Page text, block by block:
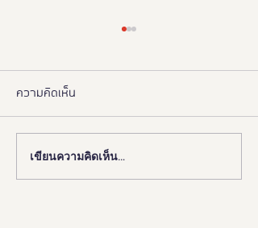
📰 “ห้องสุขาเพื่อทุกคน” เปิด
ตัวนวัตกรรมเฟรนด์ลี่ดีไซน์
ความคิดเห็น
เขียนความคิดเห็น…